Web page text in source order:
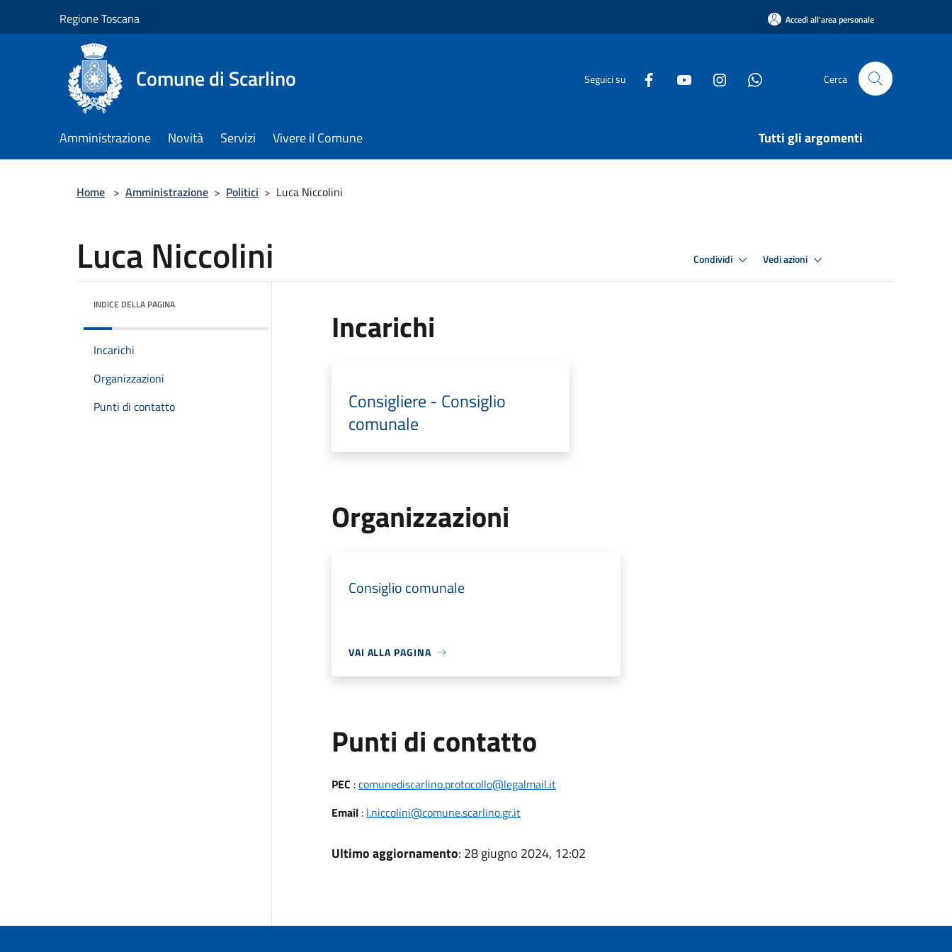
Regione Toscana Accedi all'area personale
Comune di Scarlino Seguici su Cerca
Amministrazione Novità Servizi Vivere il Comune Tutti gli argomenti
Home > Amministrazione > Politici > Luca Niccolini
Luca Niccolini Condividi Vedi azioni
INDICE DELLA PAGINA
Incarichi
Organizzazioni
Punti di contatto
Incarichi
Consigliere - Consiglio
comunale
Organizzazioni
Consiglio comunale
VAI ALLA PAGINA
Punti di contatto
PEC :comunediscarlino.protocollo@legalmail.it
Email: l.niccolini@comune.scarlino.gr.it
Ultimo aggiornamento: 28 giugno 2024, 12:02